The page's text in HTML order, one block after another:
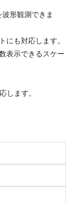
形観測できま
にも対応します。
表示できるスケー
します。